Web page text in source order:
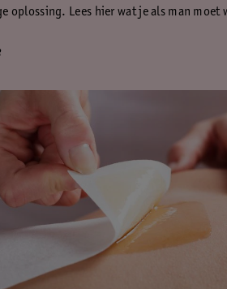
oplossing. Lees hier wat je als man moet